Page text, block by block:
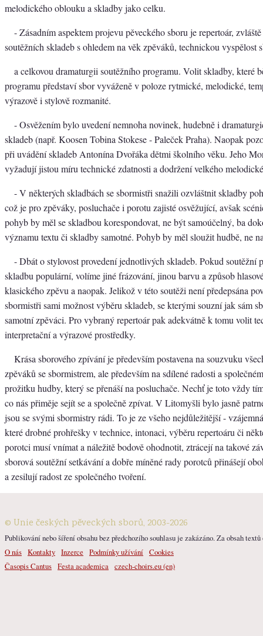
melodického oblouku a skladby jako celku.
- Zásadním aspektem projevu pěveckého sboru je repertoár,
soutěžních skladeb s ohledem na věk zpěváků, technickou vyspělost
a celkovou dramaturgii soutěžního programu. Volit skladby, které
programu představí sbor vyváženě v poloze rytmické, melodické,
výrazově i stylově rozmanité.
- Osvěžením bylo uvedení nemnoha novinek, hudebně i
skladeb (např. Koosen Tobina Stokese - Paleček Praha). Naopak
při uvádění skladeb Antonína Dvořáka dětmi školního věku. Jeho
vyžadují jistou míru technické zdatnosti a dodržení velkého
- V některých skladbách se sbormistři snažili ozvláštnit skladby
což je pro zpěváky, posluchače i porotu zajisté osvěžující, avšak
pohyb by měl se skladbou korespondovat, ne být samoúčelný, ba
významu textu či skladby samotné. Pohyb by měl sloužit hudbě, ne
- Dbát o stylovost provedení jednotlivých skladeb. Pokud soutěžní
skladbu populární, volíme jiné frázování, jinou barvu a způsob
klasického zpěvu a naopak. Jelikož v této soutěži není předepsána
sbormistři sami možnost výběru skladeb, se kterými souzní jak sám
samotní zpěváci. Pro vybraný repertoár pak adekvátně k tomu volit
interpretační a výrazové prostředky.
Krása sborového zpívání je především postavena na souzvuku
zpěváků se sbormistrem, ale především na sdílené radosti a
prožitku hudby, který se přenáší na posluchače. Nechť je toto vždy
co nás přiměje sejít se a společně zpívat. V Litomyšli bylo jasně
jsou se svými sbormistry rádi. To je ze všeho nejdůležitější -
které drobné prohřešky v technice, intonaci, výběru repertoáru či
porotci musí vnímat a náležitě bodově ohodnotit, ztrácejí na takové
sborová soutěžní setkávání a dobře míněné rady porotců přinášejí
a zesilují radost ze společného tvoření.
© Unie českých pěveckých sborů, 2003-2026
Publikování nebo šíření obsahu bez předchozího souhlasu je zakázáno. Za obsah
O nás Kontakty Inzerce Podmínky užívání Cookies
Časopis Cantus Festa academica czech-choirs.eu (en)